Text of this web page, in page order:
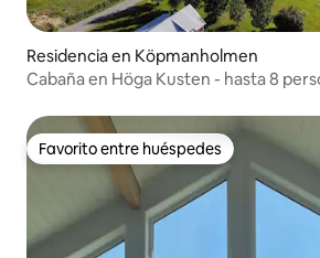
Residencia en Köpmanholmen
Cabaña en Höga Kusten - hasta 8
Favorito entre huéspedes
Favorito entre huéspedes